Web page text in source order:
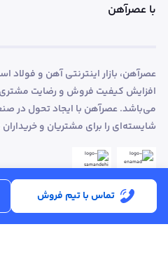
تماس با تیم فروش
با عصرآهن
عصرآهن، بازار اینترنتی آهن و فولاد
افزایش کیفیت فروش و رضایت
می‌باشد. عصرآهن با ایجاد تحول در
شایسته‌ای را برای مشتریان و
ساعت کاری:شنبه تا پنجشنبه از ساعت